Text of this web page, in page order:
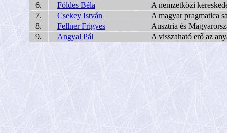
6.
Földes Béla
A nemzetközi
7.
Csekey István
A magyar pragmatica
8.
Fellner Frigyes
Ausztria és
9.
Angyal Pál A visszaható erő az